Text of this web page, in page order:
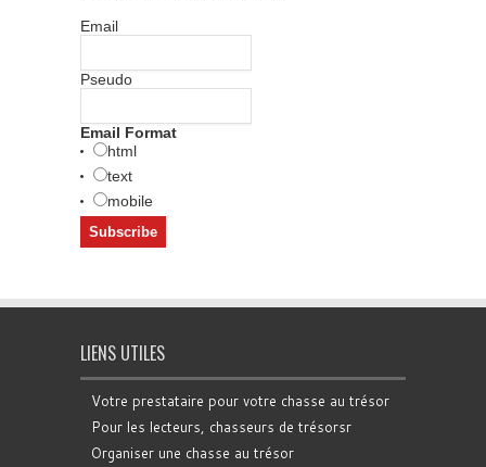
Email
Pseudo
Email Format
html
text
mobile
LIENS UTILES
Votre prestataire pour votre chasse au trésor
Pour les lecteurs, chasseurs de trésorsr
Organiser une chasse au trésor